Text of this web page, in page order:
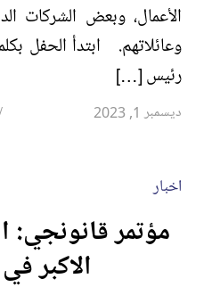
الأعمال، وبعض الشركات
وعائلاتهم. ابتدأ الحفل
رئيس […]
ديسمبر 1, 2023
اخبار
مؤتمر قانونجي:
الاكبر